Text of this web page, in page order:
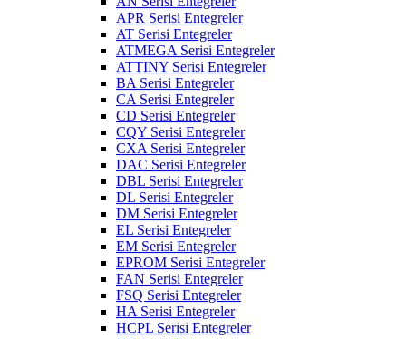
APR Serisi Entegreler
AT Serisi Entegreler
ATMEGA Serisi Entegreler
ATTINY Serisi Entegreler
BA Serisi Entegreler
CA Serisi Entegreler
CD Serisi Entegreler
CQY Serisi Entegreler
CXA Serisi Entegreler
DAC Serisi Entegreler
DBL Serisi Entegreler
DL Serisi Entegreler
DM Serisi Entegreler
EL Serisi Entegreler
EM Serisi Entegreler
EPROM Serisi Entegreler
FAN Serisi Entegreler
FSQ Serisi Entegreler
HA Serisi Entegreler
HCPL Serisi Entegreler